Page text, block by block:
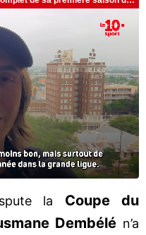
la
Coupe du
Dembélé n’a